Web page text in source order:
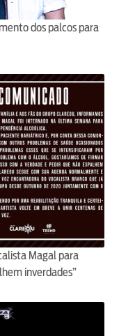
dos palcos para
Magal para
inverdades”